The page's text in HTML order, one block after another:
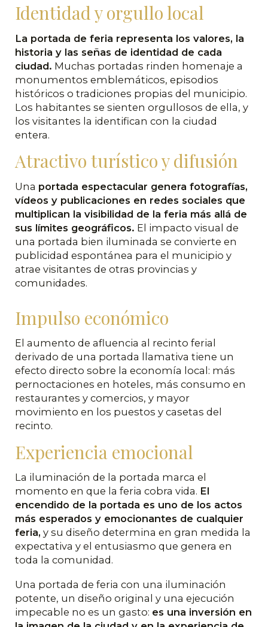
Identidad y orgullo local
La portada de feria representa los valores, la
historia y las señas de identidad de cada
ciudad. Muchas portadas rinden homenaje a
monumentos emblemáticos, episodios
históricos o tradiciones propias del municipio.
Los habitantes se sienten orgullosos de ella, y
los visitantes la identifican con la ciudad
entera.
Atractivo turístico y difusión
Una portada espectacular genera fotografías,
vídeos y publicaciones en redes sociales que
multiplican la visibilidad de la feria más allá de
sus límites geográficos. El impacto visual de
una portada bien iluminada se convierte en
publicidad espontánea para el municipio y
atrae visitantes de otras provincias y
comunidades.
Impulso económico
El aumento de afluencia al recinto ferial
derivado de una portada llamativa tiene un
efecto directo sobre la economía local: más
pernoctaciones en hoteles, más consumo en
restaurantes y comercios, y mayor
movimiento en los puestos y casetas del
recinto.
Experiencia emocional
La iluminación de la portada marca el
momento en que la feria cobra vida. El
encendido de la portada es uno de los actos
más esperados y emocionantes de cualquier
feria, y su diseño determina en gran medida la
expectativa y el entusiasmo que genera en
toda la comunidad.
Una portada de feria con una iluminación
potente, un diseño original y una ejecución
impecable no es un gasto: es una inversión en